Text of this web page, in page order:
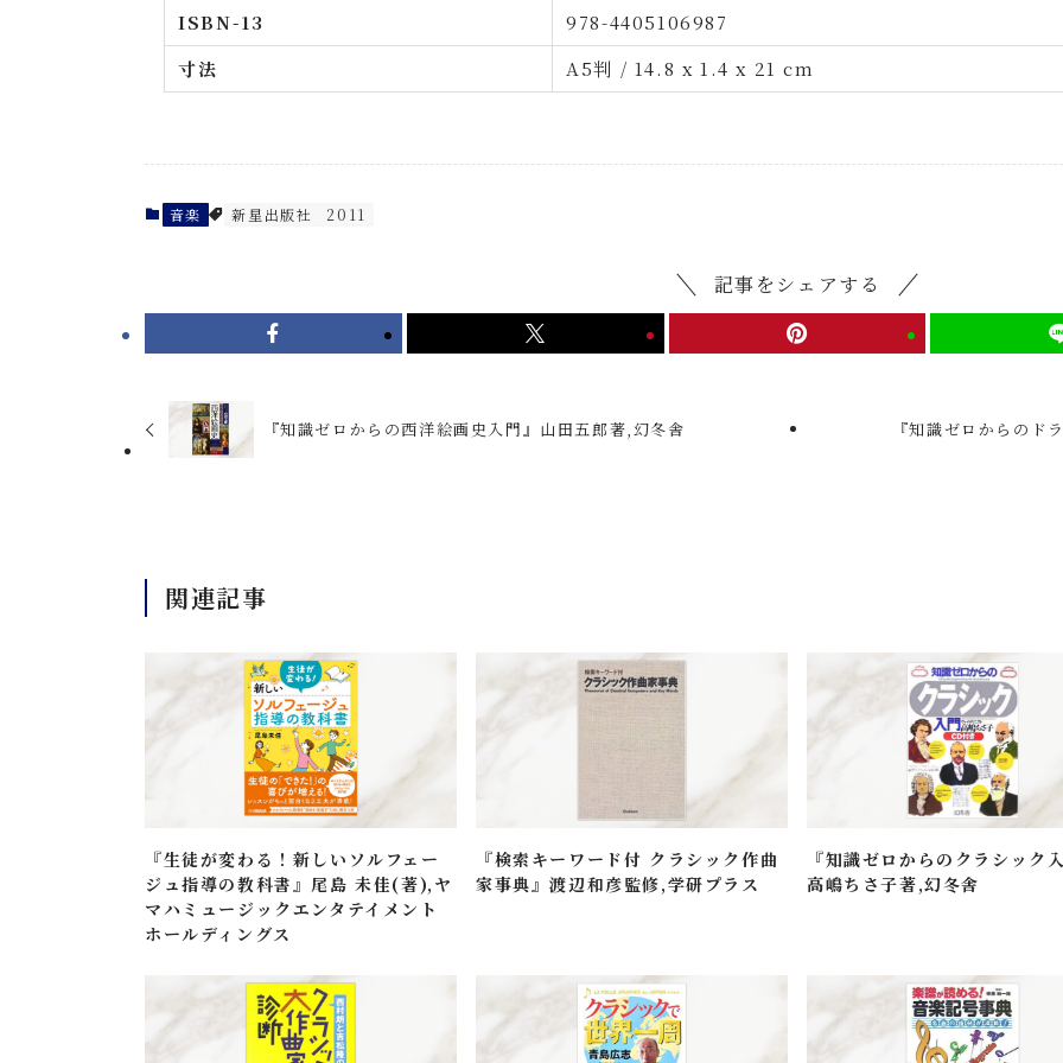
ISBN-13
978-4405106987
寸法
A5判 / 14.8 x 1.4 x 21 cm
音楽 新星出版社 2011
記事をシェアする
『知識ゼロからの西洋絵画史入門』山田五郎著,幻冬舎 『知識ゼロからのド
関連記事
『生徒が変わる！新しいソルフェー
ジュ指導の教科書』尾島 未佳(著),ヤ
マハミュージックエンタテイメント
ホールディングス
『検索キーワード付 クラシック作曲
家事典』渡辺和彦監修,学研プラス
『知識ゼロからのクラシック
高嶋ちさ子著,幻冬舎